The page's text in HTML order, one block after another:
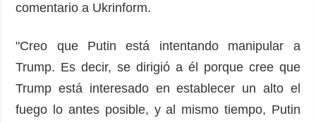
comentario a Ukrinform.
"Creo que Putin está intentando manipular a
Trump. Es decir, se dirigió a él porque cree que
Trump está interesado en establecer un alto el
fuego lo antes posible, y al mismo tiempo, Putin